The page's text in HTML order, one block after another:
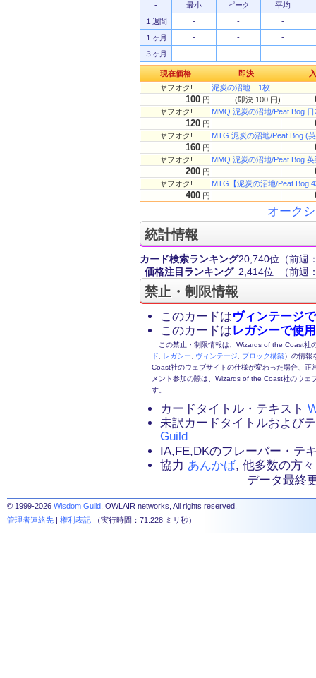
- 最小 ピーク
平均
１週間
- -
-
１ヶ月
- -
-
３ヶ月
- - -
現在価格 即決
ヤフオク!
泥炭の沼地 1枚
100 円 (即決 100 円)
ヤフオク! MMQ 泥炭の沼地/Peat Bog
120 円
ヤフオク! MTG 泥炭の沼地/Peat Bog (
160 円
ヤフオク! MMQ 泥炭の沼地/Peat Bog
200 円
ヤフオク! MTG【泥炭の沼地/Peat Bog
400 円
オーク
統計情報
カード検索ランキング20,740位 （前週
価格注目ランキング 2,414位 （前週
禁止・制限情報
このカードはヴィンテージ
このカードはレガシーで使
この禁止・制限情報は、Wizards of the Coast社
ド
レガシー ヴィンテージ ブロック構築）の情報
Coast社のウェブサイトの仕様が変わった場合、
メント参加の際は、Wizards of the Coast社のウェ
す。
カードタイトル・テキスト
未訳カードタイトルおよび
Guild
IA,FE,DKのフレーバー・テ
協力 あんかば, 他多数の方々
データ最終
© 1999-2026 Wisdom Guild , OWLAIR networks, All rights reserved.
管理者連絡先 | 権利表記 （実行時間：71.228 ミリ秒）